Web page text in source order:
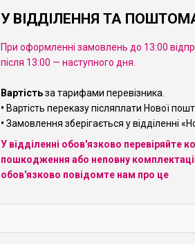
У ВІДДІЛЕННЯ ТА
При оформленні замовлень до 13:00
після 13:00 — наступного дня.
Вартістьза тарифами перевізника.
• Вартість переказу післяплати Нової
• Замовлення зберігається у відділенні
У відділенні обов'язково
пошкодження або неповну
обов'язково повідомте нам про це